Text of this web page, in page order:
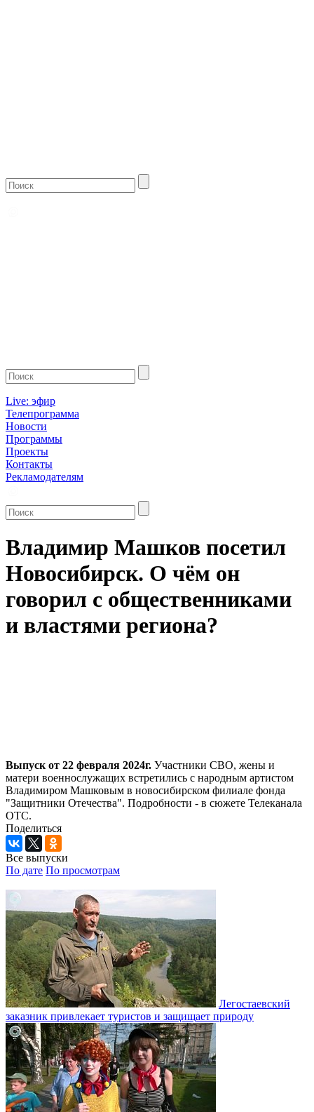
Live: эфир
Телепрограмма
Новости
Программы
Проекты
Контакты
Рекламодателям
Владимир Машков посетил
Новосибирск. О чём он
говорил с общественниками
и властями региона?
Выпуск от 22 февраля 2024г. Участники СВО, жены и
матери военнослужащих встретились с народным артистом
Владимиром Машковым в новосибирском филиале фонда
"Защитники Отечества". Подробности - в сюжете Телеканала
ОТС.
Поделиться
Все выпуски
По дате По просмотрам
Легостаевский
заказник привлекает туристов и защищает природу